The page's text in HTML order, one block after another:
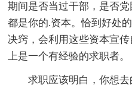
期间是否当过干部，是否
都是你的.资本。恰到好处
决窍，会利用这些资本宣
上是一个有经验的求职者。
求职应该明白，你想